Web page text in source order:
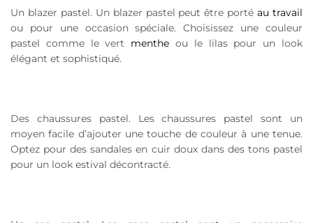
Un blazer pastel. Un blazer pastel peut être portéau travail
ou pour une occasion spéciale. Choisissez une couleur
pastel comme le vert menthe ou le lilas pour un look
élégant et sophistiqué.
Des chaussures pastel. Les chaussures pastel sont un
moyen facile d’ajouter une touche de couleur à une tenue.
Optez pour des sandales en cuir doux dans des tons pastel
pour un look estival décontracté.